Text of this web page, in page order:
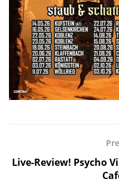
Live-Review! Psycho